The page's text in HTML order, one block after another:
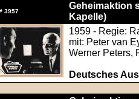
3957
Geheimaktion
Kapelle)
1959 - Regie:
mit: Peter van
Werner Peters,
Deutsches